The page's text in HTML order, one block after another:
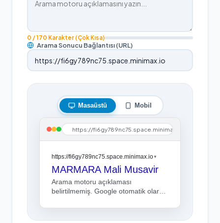
0 / 170 Karakter (Çok Kısa)
Arama Sonucu Bağlantısı (URL)
Masaüstü Mobil
https://fi6gy789nc75.space.minimax.io
https://fi6gy789nc75.space.minimax.io ▼
MARMARA Mali Musavir
Arama motoru açıklaması
belirtilmemiş. Google otomatik olarak